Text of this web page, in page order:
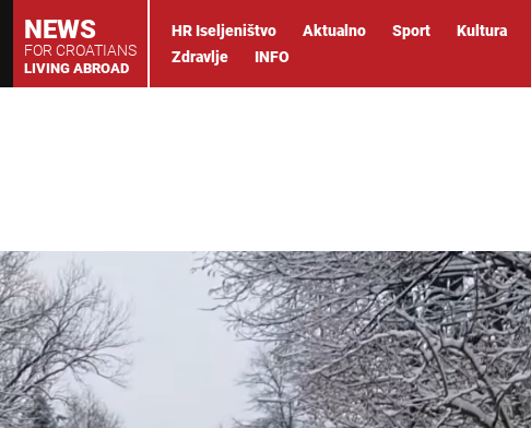
NEWS
FOR CROATIANS
LIVING ABROAD
HR Iseljeništvo Aktualno Sport Kultura
Zdravlje
INFO